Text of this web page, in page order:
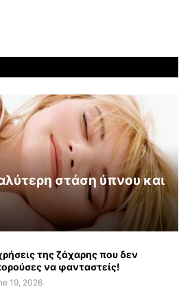
στάση ύπνου και
της ζάχαρης που δεν
να φανταστείς!
19, 2026